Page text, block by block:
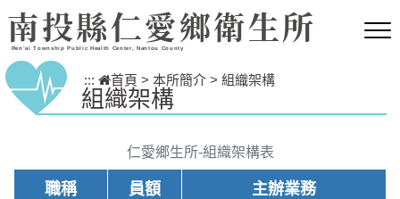
跳到主要內容區塊
南投縣仁愛鄉衛生所
Ren’ai Township Public Health Center, Nantou County
::: 首頁 > 本所簡介 > 組織架構
組織架構
仁愛鄉生所-組織架構表
職稱 員額 主辦業務